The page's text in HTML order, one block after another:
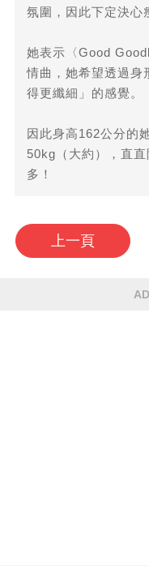
氛圍，因此下定決心
她表示〈Good
情曲，她希望透過身
得更纖細」的感覺。
因此身高162公分的
50kg（大約），直
多！
上一頁